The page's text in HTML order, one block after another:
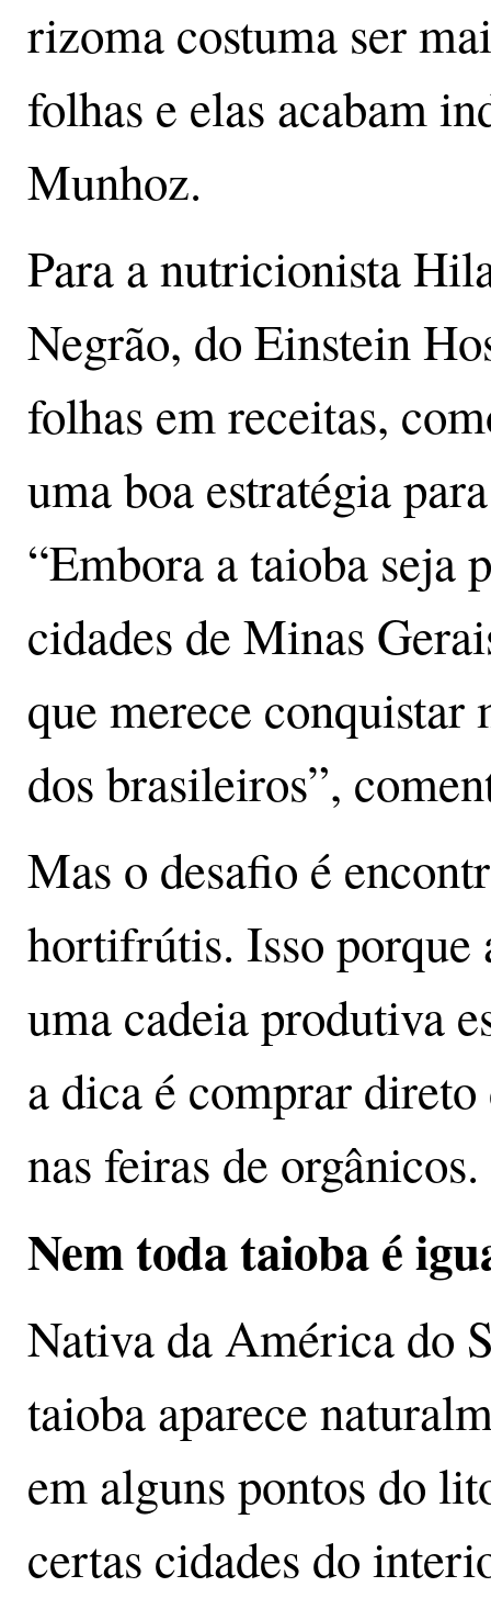
rizoma costuma ser
folhas e elas acabam
Munhoz.
Para a nutricionista
Negrão, do Einstein
folhas em receitas,
uma boa estratégia
“Embora a taioba seja
cidades de Minas
que merece conquistar
dos brasileiros”,
Mas o desafio é
hortifrútis. Isso porque
uma cadeia produtiva
a dica é comprar
nas feiras de orgânicos.
Nem toda taioba é
Nativa da América do
taioba aparece
em alguns pontos do
certas cidades do